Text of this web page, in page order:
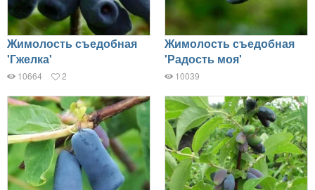
Жимолость съедобная
'Гжелка'
10664 2
Жимолость съедобная
'Радость моя'
10039